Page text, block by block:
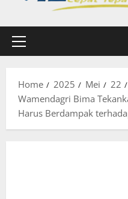
Primary
Home 2025 Mei
22
Wamendagri Bima
Harus Berdampak